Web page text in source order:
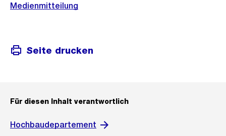
Medienmitteilung
Seite drucken
Für diesen Inhalt verantwortlich
Hochbaudepartement